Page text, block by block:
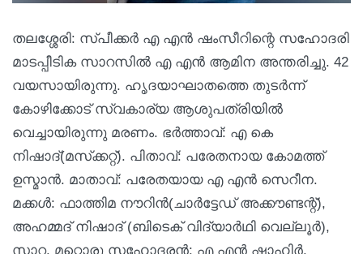
തലശ്ശേരി: സ്പീക്കർ എ എൻ ഷംസീറിന്റെ സഹോദരി
മാടപ്പീടിക സാറസിൽ എ എൻ ആമിന അന്തരിച്ചു. 42
വയസായിരുന്നു. ഹൃദയാഘാതത്തെ തുടർന്ന്
കോഴിക്കോട് സ്വകാര്യ ആശുപത്രിയിൽ
വെച്ചായിരുന്നു മരണം. ഭർത്താവ്: എ കെ
നിഷാദ്(മസ്‌ക്കറ്റ്). പിതാവ്: പരേതനായ കോമത്ത്
ഉസ്മാൻ. മാതാവ്: പരേതയായ എ എൻ സെറീന.
മക്കൾ: ഫാത്തിമ നൗറിൻ(ചാർട്ടേഡ് അക്കൗണ്ടന്റ്),
അഹമ്മദ് നിഷാദ് (ബിടെക് വിദ്യാർഥി വെല്ലൂർ),
സാറ. മറ്റൊരു സഹോദരൻ: എ എൻ ഷാഹിർ.